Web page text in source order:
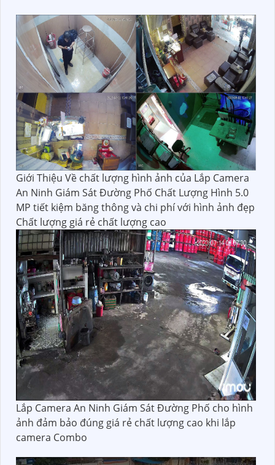
Giới Thiệu Về chất lượng hình ảnh của Lắp Camera
An Ninh Giám Sát Đường Phố Chất Lượng Hình 5.0
MP tiết kiệm băng thông và chi phí với hình ảnh đẹp
Chất lượng giá rẻ chất lượng cao
Lắp Camera An Ninh Giám Sát Đường Phố cho hình
ảnh đảm bảo đúng giá rẻ chất lượng cao khi lắp
camera Combo